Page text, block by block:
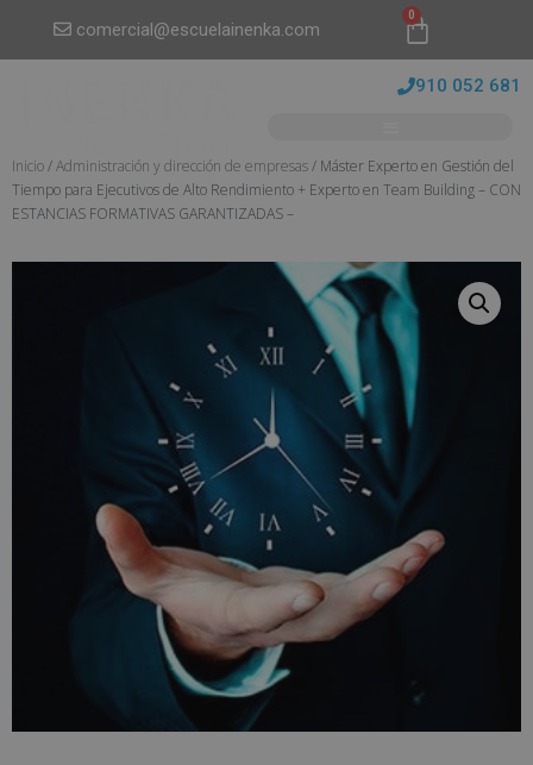
comercial@escuelainenka.com
0
910 052 681
Inicio/Administración y dirección de empresas/ Máster Experto en Gestión del
Tiempo para Ejecutivos de Alto Rendimiento + Experto en Team Building – CON
ESTANCIAS FORMATIVAS GARANTIZADAS –